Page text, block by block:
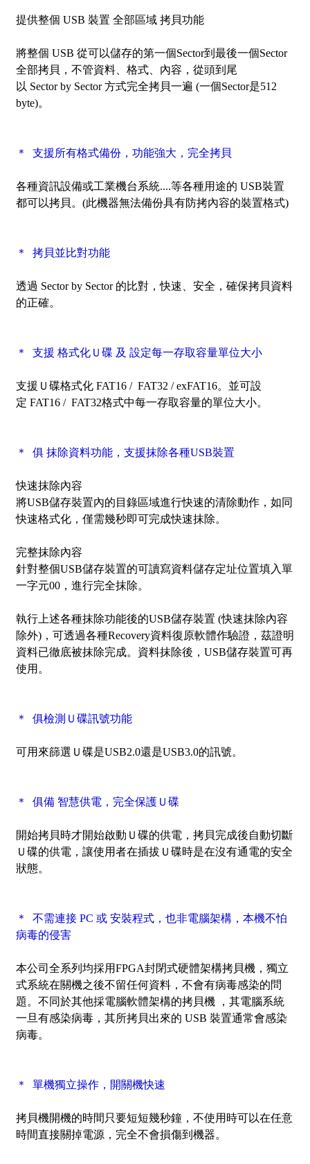
提供整個 USB 裝置 全部區域拷貝功能
將整個 USB 從可以儲存的第一個Sector到最後一個Sector
全部拷貝，不管資料、格式、內容，從頭到尾
以 Sector by Sector方式完全拷貝一遍 (一個Sector是512
byte)。
＊ 支援所有格式備份，功能強大，完全拷貝
各種資訊設備或工業機台系統....等各種用途的 USB裝置
都可以拷貝。 (此機器無法備份具有防拷內容的裝置格式)
＊ 拷貝並比對功能
透過 Sector by Sector 的比對，快速、安全，確保拷貝資料
的正確。
＊ 支援 格式化Ｕ碟 及 設定每一存取容量單位大小
支援Ｕ碟格式化 FAT16 / FAT32 /exFAT16。 並可設
定 FAT16 / FAT32格式中每一存取容量的單位大小。
＊ 俱 抹除資料功能，支援抹除各種USB裝置
快速抹除內容
將USB儲存裝置內的目錄區域進行快速的清除動作，如同
快速格式化，僅需幾秒即可完成快速抹除。
完整抹除內容
針對整個USB儲存裝置的可讀寫資料儲存定址位置填入單
一字元00，進行完全抹除。
執行上述各種抹除功能後的USB儲存裝置 (快速抹除內容
除外)，可透過各種Recovery資料復原軟體作驗證，茲證明
資料已徹底被抹除完成。資料抹除後，USB儲存裝置可再
使用。
＊ 俱檢測Ｕ碟訊號功能
可用來篩選Ｕ碟是USB2.0還是USB3.0的訊號。
＊ 俱備 智慧供電，完全保護Ｕ碟
開始拷貝時才開始啟動Ｕ碟的供電，拷貝完成後自動切斷
Ｕ碟的供電，讓使用者在插拔Ｕ碟時是在沒有通電的安全
狀態。
＊ 不需連接 PC 或 安裝程式，也非電腦架構，本機不怕
病毒的侵害
本公司全系列均採用FPGA封閉式硬體架構拷貝機，獨立
式系統在關機之後不留任何資料，不會有病毒感染的問
題。不同於其他採電腦軟體架構的拷貝機 ，其電腦系統
一旦有感染病毒，其所拷貝出來的 USB 裝置通常會感染
病毒。
＊ 單機獨立操作，開關機快速
拷貝機開機的時間只要短短幾秒鐘，不使用時可以在任意
時間直接關掉電源，完全不會損傷到機器。